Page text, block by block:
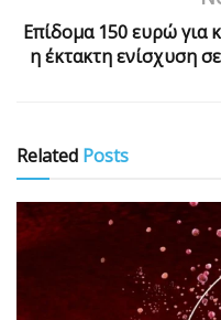
Επίδομα 150 ευρώ για
η έκτακτη ενίσχυση
Related Posts